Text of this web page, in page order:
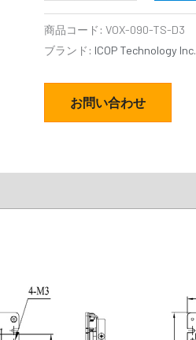
商品コード: VOX-090-TS-D3
ブランド: ICOP Technology Inc.
お問い合わせ